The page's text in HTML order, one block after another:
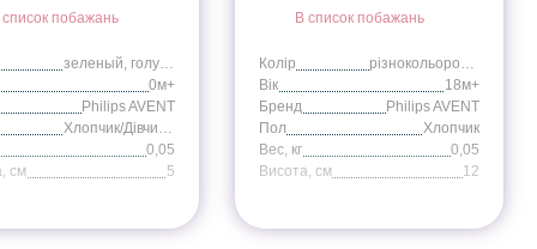
побажань
зеленый, голубой
0м+
Philips AVENT
Хлопчик/Дівчинка
0,05
cм
5
В список побажань
Колір
різнокольоровий
Вік
18м+
Бренд
Philips AVENT
Пол
Хлопчик
Вес, кг
0,05
Висота, cм
12